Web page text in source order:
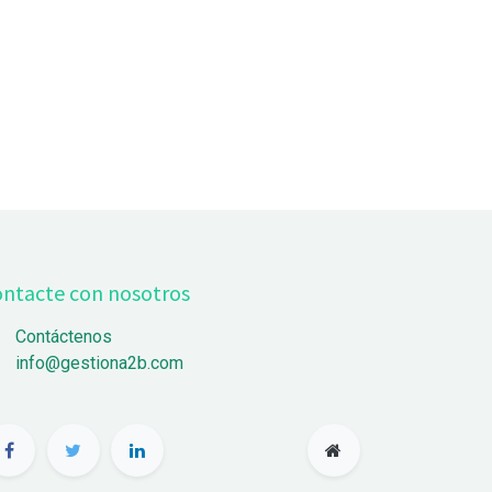
con nosotros
Contáctenos
info@gestiona2b.com